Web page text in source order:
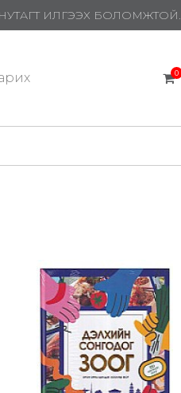
НУТАГТ ИЛГЭЭХ БОЛОМЖТОЙ.
0